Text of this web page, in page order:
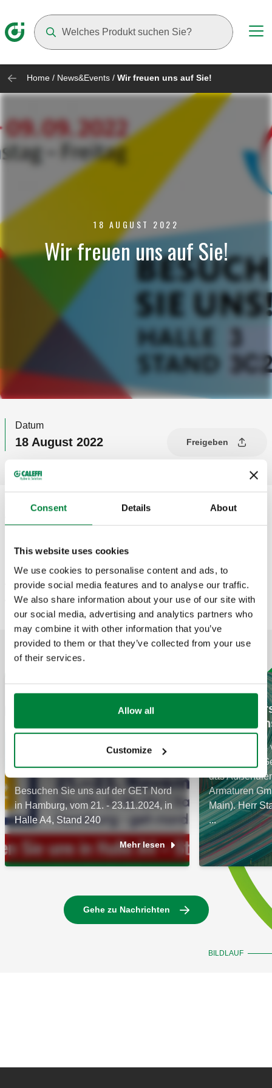
Consent Details About
This website uses cookies
We use cookies to personalise content and ads, to
provide social media features and to analyse our traffic.
We also share information about your use of our site with
our social media, advertising and analytics partners who
may combine it with other information that you’ve
provided to them or that they’ve collected from your use
of their services.
Allow all
Customize
Home / News&Events / Wir freuen uns auf Sie!
18 AUGUST 2022
Wir freuen uns auf Sie!
Datum
18 August 2022 Freigeben
Die letzten zwei Jahre haben allen eine Menge abverlangt.
Umso deutlicher sehen wir, wie wichtig der persönliche
Austausch ist.
Wir freuen uns auf Ihren Besuch in Halle 3 an Stand 3.C27.
ZUGEHÖRIGE ARTIKEL
14 November 2024
Wir freuen Uns auf Sie!
Besuchen Sie uns auf der GET Nord
in Hamburg, vom 21. - 23.11.2024, in
Halle A4, Stand 240
Mehr lesen
11 Juli 2024
Caleffi
Seit Juli
Staudigl als
das
Armaturen
Main). Herr
...
BILDLAUF
Gehe zu Nachrichten